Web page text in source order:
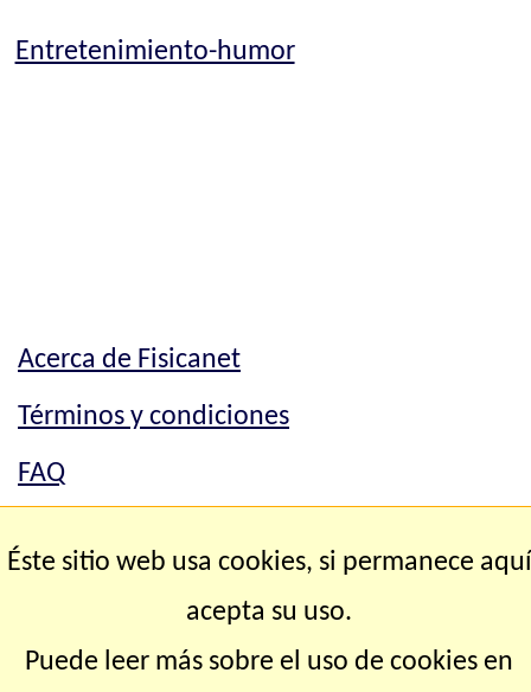
Entretenimiento-humor
Acerca de Fisicanet
Términos y condiciones
FAQ
Copyright © 2.000-2.028 Fisicanet ® Todos los
Éste sitio web usa cookies, si permanece aquí
acepta su uso.
Puede leer más sobre el uso de cookies en